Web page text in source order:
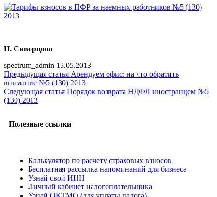
Н. Скворцова
spectrum_admin 15.05.2013
Предыдущая статья Арендуем офис: на что обратить
внимание №5 (130) 2013
Следующая статья Порядок возврата НДФЛ иностранцем №5
(130) 2013
Полезные ссылки
Калькулятор по расчету страховых взносов
Бесплатная рассылка напоминаний для бизнеса
Узнай свой ИНН
Личный кабинет налогоплательщика